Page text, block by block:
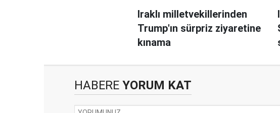
Iraklı milletvekillerinden
Trump'ın sürpriz ziyaretine
kınama
HABERE YORUM KAT